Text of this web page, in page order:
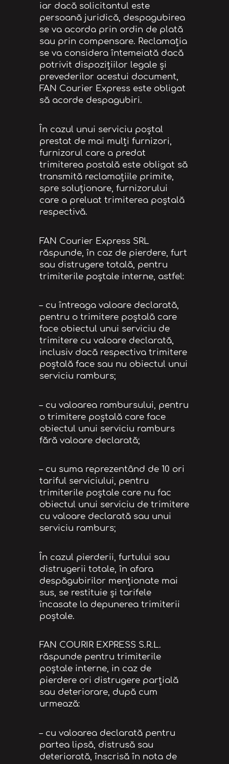
iar dacă solicitantul este
persoană juridică, despagubirea
se va acorda prin ordin de plată
sau prin compensare. Reclamația
se va considera întemeiată dacă
potrivit dispozițiilor legale și
prevederilor acestui document,
FAN Courier Express este obligat
să acorde despagubiri.
În cazul unui serviciu poștal
prestat de mai mulți furnizori,
furnizorul care a predat
trimiterea postală este obligat să
transmită reclamațiile primite,
spre soluționare, furnizorului
care a preluat trimiterea poștală
respectivă.
FAN Courier Express SRL
răspunde, în caz de pierdere, furt
sau distrugere totală, pentru
trimiterile poştale interne, astfel:
– cu întreaga valoare declarată,
pentru o trimitere poştală care
face obiectul unui serviciu de
trimitere cu valoare declarată,
inclusiv dacă respectiva trimitere
poștală face sau nu obiectul unui
serviciu ramburs;
– cu valoarea rambursului, pentru
o trimitere poştală care face
obiectul unui serviciu ramburs
fără valoare declarată;
– cu suma reprezentând de 10 ori
tariful serviciului, pentru
trimiterile poştale care nu fac
obiectul unui serviciu de trimitere
cu valoare declarată sau unui
serviciu ramburs;
În cazul pierderii, furtului sau
distrugerii totale, în afara
despăgubirilor menţionate mai
sus, se restituie şi tarifele
încasate la depunerea trimiterii
poştale.
FAN COURIR EXPRESS S.R.L.
răspunde pentru trimiterile
poştale interne, in caz de
pierdere ori distrugere parţială
sau deteriorare, după cum
urmează:
– cu valoarea declarată pentru
partea lipsă, distrusă sau
deteriorată, înscrisă în nota de